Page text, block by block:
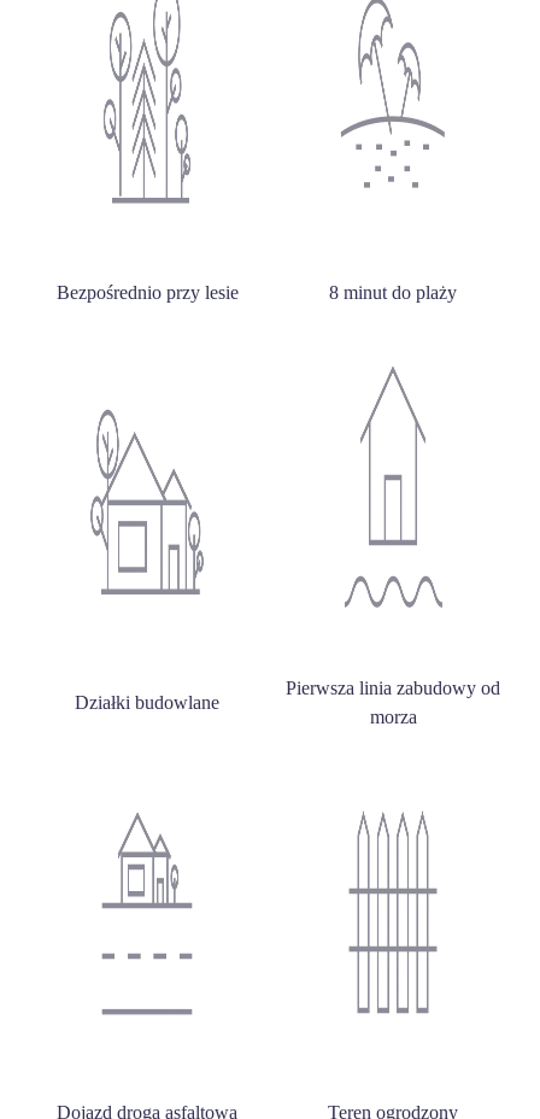
Bezpośrednio przy lesie 8 minut do plaży
Działki budowlane
Pierwsza linia zabudowy od
morza
Dojazd drogą asfaltową Teren ogrodzony